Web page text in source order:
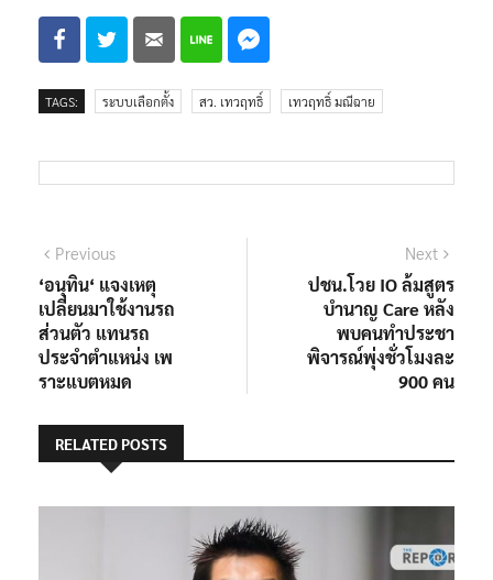
TAGS: ระบบเลือกตั้ง สว. เทวฤทธิ์ เทวฤทธิ์ มณีฉาย
แนะแนว
เรื่อง
PreviousPrevious
post:
‘อนุทิน‘ แจงเหตุ
เปลี่ยนมาใช้งานรถ
ส่วนตัว แทนรถ
ประจำตำแหน่ง เพ
ราะแบตหมด
Next
post:
ปชน.โวย IO ล้มสูตร
บำนาญ Care หลัง
พบคนทำประชา
พิจารณ์พุ่งชั่วโมงละ
900 คน
RELATED POSTS